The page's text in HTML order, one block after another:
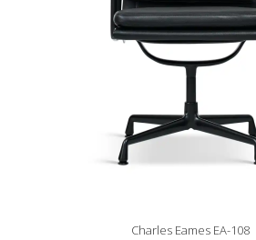
Charles Eames EA-108